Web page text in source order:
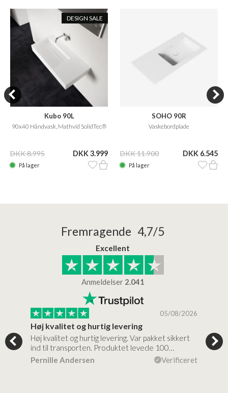
DESIGN SALE
Kubo 90L
90x40 Håndvask, Mathvid SolidTec®
DKK 8.995 DKK 3.999
På lager
SOHO 90R
Vaskebordplade
DKK 11.900 DKK 6.545
På lager
Fremragende 4,7/5
Excellent
Anmeldelser 2.041
05/08/2026
Høj kvalitet og hurtig levering
Høj kvalitet og hurtig levering. Var pakket sikkert
ind til transporten. Produktet levede 100…
Pernille Andersen
Verificeret